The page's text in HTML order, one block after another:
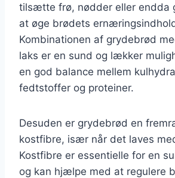
tilsætte frø, nødder eller endda
at øge brødets
Kombinationen af grydebrød
laks er en sund og lækker
en god balance mellem
fedtstoffer og proteiner.
Desuden er grydebrød en
kostfibre, især når det laves
Kostfibre er essentielle for en
og kan hjælpe med at regulere